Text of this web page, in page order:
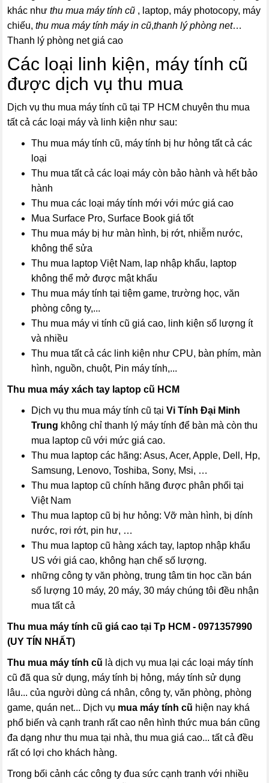
khác nhưthu mua máy tính cũ , laptop, máy photocopy, máy
chiếu,thu mua máy tính máy in cũ,thanh lý phòng net…
Thanh lý phòng net giá cao
Các loại linh kiện, máy tính cũ
được dịch vụ thu mua
Dịch vụ thu mua máy tính cũ tại TP HCM chuyên thu mua
tất cả các loại máy và linh kiện như sau:
Thu mua máy tính cũ, máy tính bị hư hỏng tất cả các
loại
Thu mua tất cả các loại máy còn bảo hành và hết bảo
hành
Thu mua các loại máy tính mới với mức giá cao
Mua Surface Pro, Surface Book giá tốt
Thu mua máy bị hư màn hình, bị rớt, nhiễm nước,
không thể sửa
Thu mua laptop Việt Nam, lap nhập khẩu, laptop
không thể mở được mật khẩu
Thu mua máy tính tại tiệm game, trường học, văn
phòng công ty,...
Thu mua máy vi tính cũ giá cao, linh kiện số lượng ít
và nhiều
Thu mua tất cả các linh kiện như CPU, bàn phím, màn
hình, nguồn, chuột, Pin máy tính,...
Thu mua máy xách tay laptop cũ HCM
Dịch vụ thu mua máy tính cũ tạiVi Tính Đại Minh
Trung không chỉ thanh lý máy tính để bàn mà còn thu
mua laptop cũ với mức giá cao.
Thu mua laptop các hãng: Asus, Acer, Apple, Dell, Hp,
Samsung, Lenovo, Toshiba, Sony, Msi, …
Thu mua laptop cũ chính hãng được phân phối tại
Việt Nam
Thu mua laptop cũ bị hư hỏng: Vỡ màn hình, bị dính
nước, rơi rớt, pin hư, …
Thu mua laptop cũ hàng xách tay, laptop nhập khẩu
US với giá cao, không hạn chế số lượng.
những công ty văn phòng, trung tâm tin học cần bán
số lượng 10 máy, 20 máy, 30 máy chúng tôi đều nhận
mua tất cả
Thu mua máy tính cũ giá cao tại Tp HCM - 0971357990
(UY TÍN NHẤT)
Thu mua máy tính cũ là dịch vụ mua lại các loại máy tính
cũ đã qua sử dụng, máy tính bị hỏng, máy tính sử dụng
lâu... của người dùng cá nhân, công ty, văn phòng, phòng
game, quán net... Dịch vụ mua máy tính cũ hiện nay khá
phổ biến và cạnh tranh rất cao nên hình thức mua bán cũng
đa dạng như thu mua tại nhà, thu mua giá cao... tất cả đều
rất có lợi cho khách hàng.
Trong bối cảnh các công ty đua sức cạnh tranh với nhiều